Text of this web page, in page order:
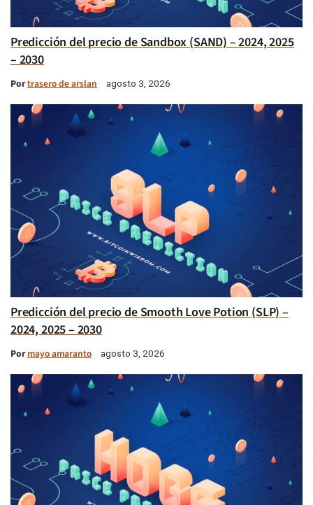
Predicción del precio de Sandbox (SAND) – 2024, 2025
– 2030
Portrasero de arslan agosto 3, 2026
Predicción del precio de Smooth Love Potion (SLP) –
2024, 2025 – 2030
Pormayo amaranto agosto 3, 2026